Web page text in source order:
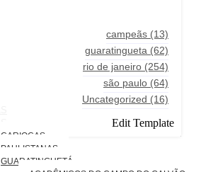
campeãs (13)
guaratingueta (62)
rio de janeiro (254)
são paulo (64)
Uncategorized (16)
Edit Template
CARIOCAS
PAULISTANAS
GUARATINGUETÁ